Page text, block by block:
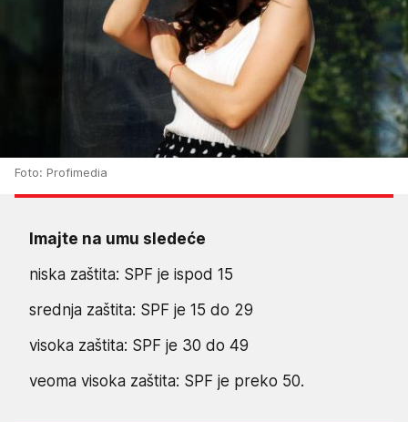
Foto: Profimedia
Imajte na umu sledeće
niska zaštita: SPF je ispod 15
srednja zaštita: SPF je 15 do 29
visoka zaštita: SPF je 30 do 49
veoma visoka zaštita: SPF je preko 50.